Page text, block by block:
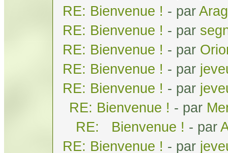
RE: Bienvenue ! - par
RE: Bienvenue ! - par
RE: Bienvenue ! - par
RE: Bienvenue ! - par
RE: Bienvenue ! - par
RE: Bienvenue ! - par
RE: Bienvenue ! - par
RE: Bienvenue ! - par